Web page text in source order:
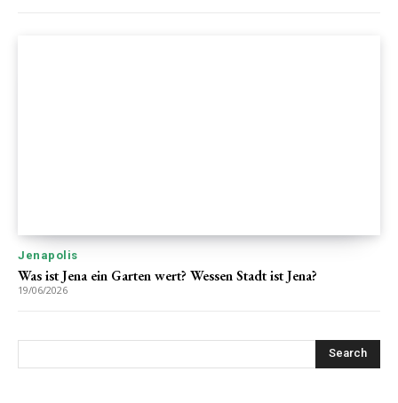
Jenapolis
Was ist Jena ein Garten wert? Wessen Stadt ist Jena?
19/06/2026
Search